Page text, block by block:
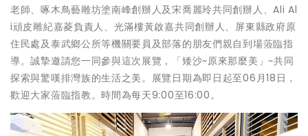
老師、啄木鳥藝雕坊塗南峰創辦人及宋喬麗玲共同創辦人、Ali Al
i頑皮雕紀嘉菱負責人、光滿樓黃啟嘉共同創辦人、屏東縣政府原
住民處及泰武鄉公所等機關要員及部落的朋友們親自到場蒞臨指
導。誠摯邀請您一同參與這次展覽，「矮沙~原來那麼美」~共同
探索與驚嘆排灣族的生活之美。展覽日期為即日起至06月18日，
歡迎大家蒞臨指教。時間為每天9:00至16:00。